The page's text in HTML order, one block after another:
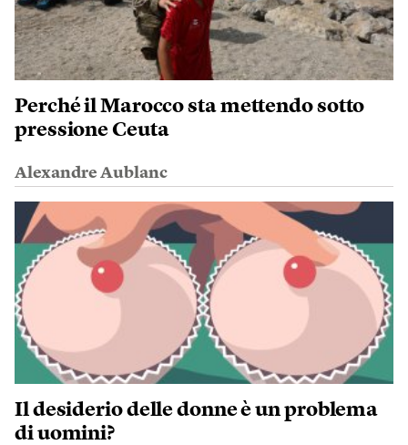
Perché il Marocco sta mettendo sotto
pressione Ceuta
Alexandre Aublanc
Il desiderio delle donne è un problema
di uomini?